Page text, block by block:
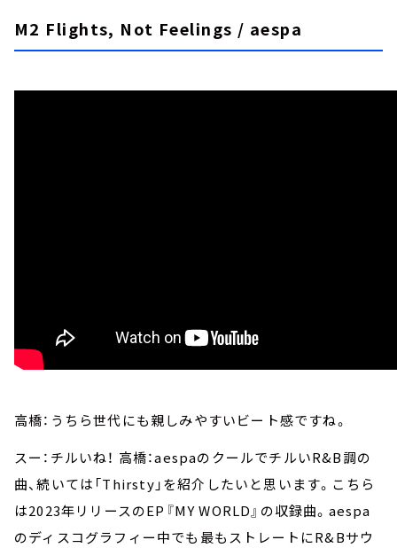
M2 Flights, Not Feelings / aespa
高橋：うちら世代にも親しみやすいビート感ですね。
スー：チルいね！ 高橋：aespaのクールでチルいR&B調の
曲、続いては「Thirsty」を紹介したいと思います。こちら
は2023年リリースのEP『MY WORLD』の収録曲。aespa
のディスコグラフィー中でも最もストレートにR&Bサウ